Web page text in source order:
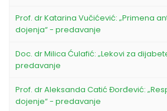
Prof. dr Katarina Vučićević: „Primena
dojenja“ - predavanje
Doc. dr Milica Ćulafić: „Lekovi za
predavanje
Prof. dr Aleksanda Catić Đorđević:
dojenje“ - predavanje